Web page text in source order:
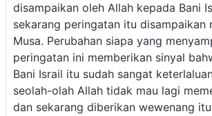
disampaikan oleh Allah kepada Bani
sekarang peringatan itu disampaikan
Musa. Perubahan siapa yang
peringatan ini memberikan sinyal
Bani Israil itu sudah sangat
seolah-olah Allah tidak mau lagi
dan sekarang diberikan wewenang